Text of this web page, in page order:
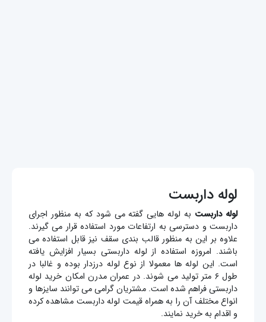
لوله داربست
لوله داربست به لوله هایی گفته می شود که به منظور اجرای
داربست و دسترسی به ارتفاعات مورد استفاده قرار می گیرند.
علاوه بر این به منظور قالب بندی سقف نیز قابل استفاده می
باشند. امروزه استفاده از لوله داربستی بسیار افزایش یافته
است. این لوله ها معمولا از نوع لوله درزدار بوده و غالبا در
طول ۶ متر تولید می شوند. در عمران مدرن امکان خرید لوله
داربستی فراهم شده است. مشتریان گرامی می توانند سایزها و
انواع مختلف آن را به همراه قیمت لوله داربست مشاهده کرده
و اقدام به خرید نمایند.